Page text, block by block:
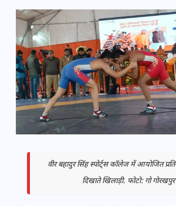
वीर बहादुर सिंह स्पोर्ट्स कॉलेज में आयोजित
दिखाते खिलाड़ी. फोटो: गो गोरखपुर